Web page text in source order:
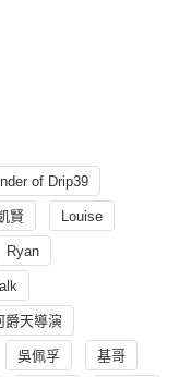
of Drip39
賢 Louise
Ryan
爵天導演
吳佩孚 基哥